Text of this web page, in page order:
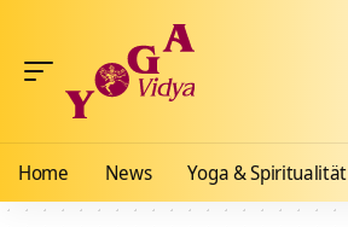
Home News Yoga & Spiritualität